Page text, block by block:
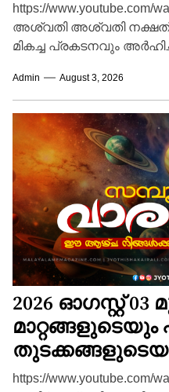
https://www.youtube.com/
അശ്വതി അശ്വതി
മികച്ച പ്രകടനവും
പദ്ധതികളും
സാമ്പത്തിക...
Admin August 3, 2026
2026 ഓഗസ്റ്റ്
https://www.youtube.com/